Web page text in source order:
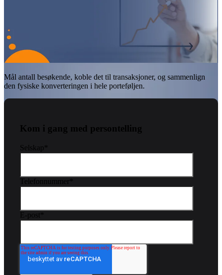
Mål antall besøkende, koble det til transaksjoner, og sammenlign
den fysiske konverteringen i hele porteføljen.
Kom i gang med persontelling
Selskap
Telefonnummer
E-post